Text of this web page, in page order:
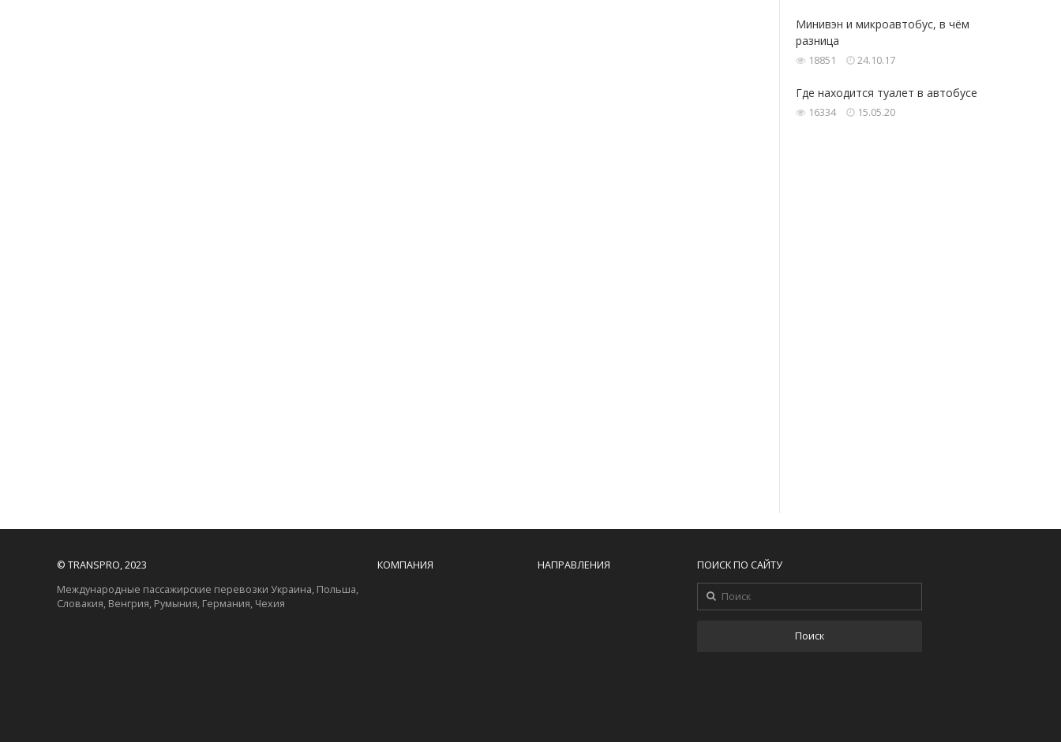
Минивэн и микроавтобус, в чём
разница
18851 24.10.17
Где‌ находится ‌туалет‌ ‌в‌ ‌автобусе‌ ‌
16334 15.05.20
© TRANSPRO, 2023
Международные пассажирские перевозки Украина, Польша,
Словакия, Венгрия, Румыния, Германия, Чехия
КОМПАНИЯ НАПРАВЛЕНИЯ ПОИСК ПО САЙТУ